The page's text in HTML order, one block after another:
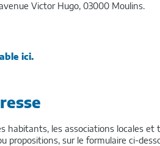
Victor Hugo, 03000 Moulins.
ici.
habitants, les associations locales et
propositions, sur le formulaire ci-